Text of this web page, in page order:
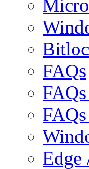
FAQs
Edge